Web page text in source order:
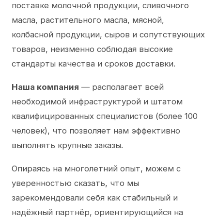
поставке молочной продукции, сливочного
масла, растительного масла, мясной,
колбасной продукции, сыров и сопутствующих
товаров, неизменно соблюдая высокие
стандарты качества и сроков доставки.
Наша компания — располагает всей
необходимой инфраструктурой и штатом
квалифицированных специалистов (более 100
человек), что позволяет нам эффективно
выполнять крупные заказы.
Опираясь на многолетний опыт, можем с
уверенностью сказать, что мы
зарекомендовали себя как стабильный и
надёжный партнёр, ориентирующийся на